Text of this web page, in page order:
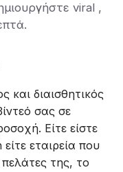
viral ,
και διαισθητικός
σας σε
Είτε είστε
εταιρεία που
της, το